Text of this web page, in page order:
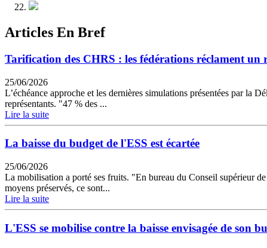
Articles En Bref
Tarification des CHRS : les fédérations réclament un
25/06/2026
L’échéance approche et les dernières simulations présentées par la
représentants. "47 % des ...
Lire la suite
La baisse du budget de l'ESS est écartée
25/06/2026
La mobilisation a porté ses fruits. "En bureau du Conseil supérieur
moyens préservés, ce sont...
Lire la suite
L'ESS se mobilise contre la baisse envisagée de son